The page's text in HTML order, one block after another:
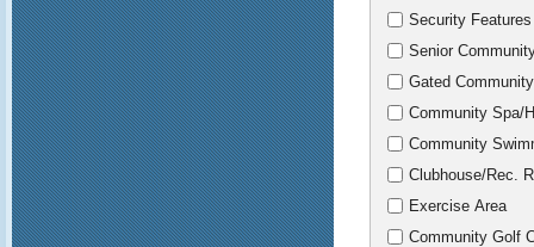
Security Features
Senior
Gated Community
Community Spa/
Community
Clubhouse/Rec.
Exercise Area
Community Golf